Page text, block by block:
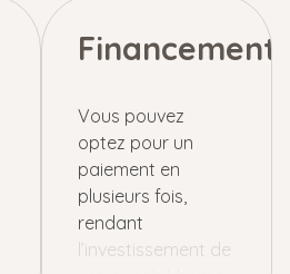
Financement
Vous pouvez
optez pour un
paiement en
plusieurs fois,
rendant
l’investissement de